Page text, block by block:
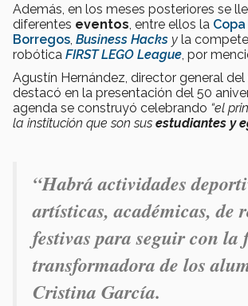
Además, en los meses posteriores se
diferentes eventos , entre ellos la
Borregos Business Hacks y la
robótica FIRST LEGO League , por
Agustín Hernández, director general del
destacó en la presentación del 50
agenda se construyó celebrando “el
la institución que son sus estudiantes y
“Habrá actividades
artísticas, académicas, de
festivas para seguir con la
transformadora de los
Cristina García.